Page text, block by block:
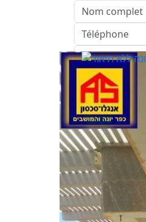
Envoyer
Appelez